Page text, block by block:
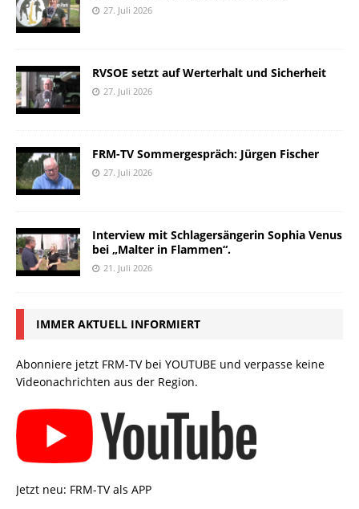
27. Juli 2026
RVSOE setzt auf Werterhalt und Sicherheit
27. Juli 2026
FRM-TV Sommergespräch: Jürgen Fischer
27. Juli 2026
Interview mit Schlagersängerin Sophia Venus
bei „Malter in Flammen“.
21. Juli 2026
IMMER AKTUELL INFORMIERT
Abonniere jetzt FRM-TV bei YOUTUBE und verpasse keine
Videonachrichten aus der Region.
Jetzt neu: FRM-TV als APP